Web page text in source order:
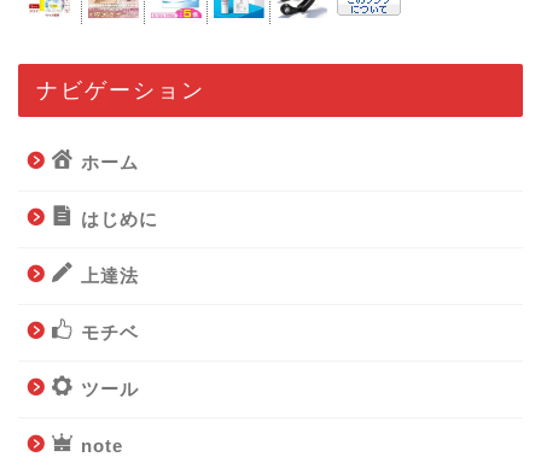
ナビゲーション
ホーム
はじめに
上達法
モチベ
ツール
note